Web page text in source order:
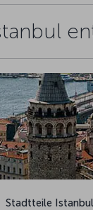
Stadtteile